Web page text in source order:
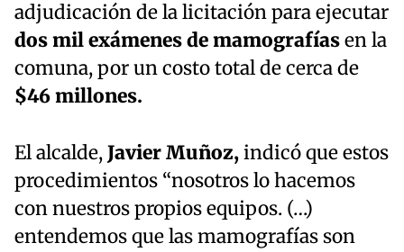
adjudicación de la licitación para ejecutar
dos mil exámenes de mamografíasen la
comuna, por un costo total de cerca de
$46 millones.
El alcalde,Javier Muñoz,indicó que estos
procedimientos “nosotros lo hacemos
con nuestros propios equipos. (…)
entendemos que las mamografías son